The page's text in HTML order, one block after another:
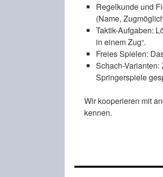
Regelkunde und
(Name,
Taktik-Aufgaben:
in einem Zug“.
Freies Spielen:
Schach-
Springerspiele
Wir kooperieren mit
kennen.